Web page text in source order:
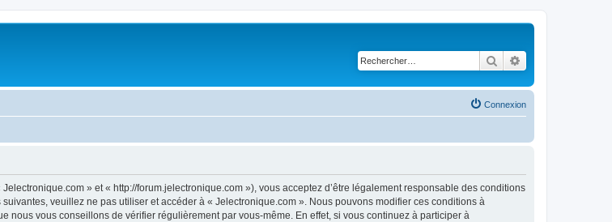
Rechercher
Connexion
» et « http://forum.jelectronique.com »), vous acceptez d’être légalement responsable des conditions
veuillez ne pas utiliser et accéder à « Jelectronique.com ». Nous pouvons modifier ces conditions à
nous vous conseillons de vérifier régulièrement par vous-même. En effet, si vous continuez à participer à